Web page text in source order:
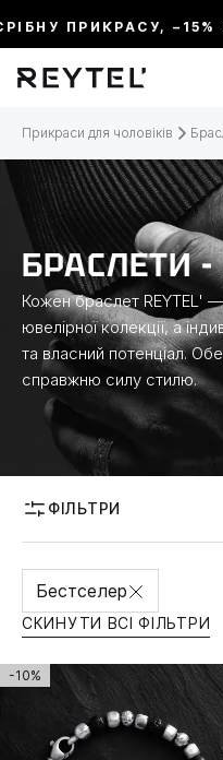
ПРИКРАСУ, –15%
Прикраси для чоловіків
БРАСЛЕТИ -
Кожен браслет REYTEL'
ювелірної колекції, а
та власний потенціал.
справжню силу стилю.
ФІЛЬТРИ
ФІЛЬТР
МЕТАЛ
ВИД ПРИКРАСИ
КОЛЕКЦІЇ
РОЗМІР
ТЕМАТИКА
Бестселер
СКИНУТИ ВСІ ФІЛЬТРИ
-10%